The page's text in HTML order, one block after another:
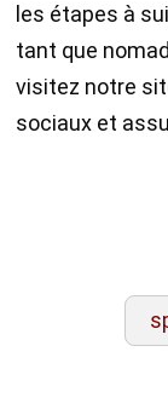
les étapes à
tant que
visitez notre
sociaux et